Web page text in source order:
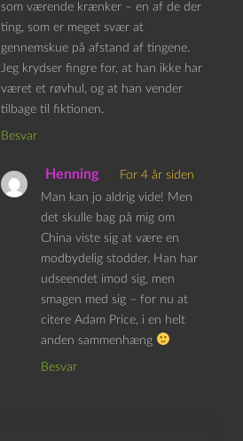
som værende krænker – en af de der
ting, som er meget svær at
gennemskue på afstand af tingene.
Jeg krydser fingre for, at han ikke har
været et røvhul, og at han vender
tilbage til fiktionen.
Besvar
Henning
For 4 år siden
Man kan jo aldrig vide! Men
det skulle bag på mig om
China viste sig at være en
modbydelig stodder. Han har
udseendet imod sig, men
smagen med sig – for nu at
citere Adam Price, i en helt
anden sammenhæng
Besvar